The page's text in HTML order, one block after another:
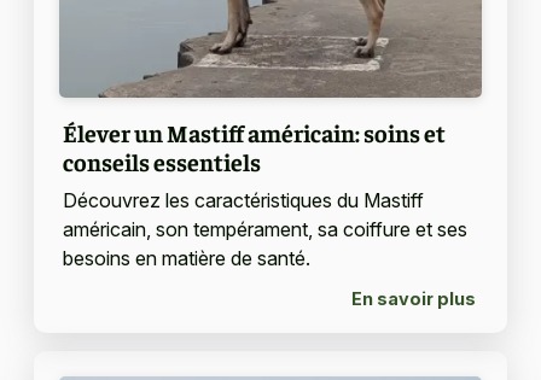
Élever un Mastiff américain: soins et
conseils essentiels
Découvrez les caractéristiques du Mastiff
américain, son tempérament, sa coiffure et ses
besoins en matière de santé.
En savoir plus